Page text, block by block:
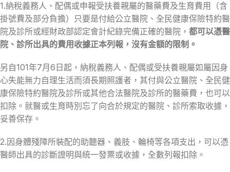
1.納稅義務人、配偶或申報受扶養親屬的醫藥費及生育費用（含
掛號費及部分負擔）只要是付給公立醫院、全民健康保險特約醫
院及診所或經財政部認定會計紀錄完備正確的醫院， 都可以憑醫
院、診所出具的費用收據正本列報，沒有金額的限制。
另自101年7月6日起，納稅義務人、配偶或受扶養親屬如屬因身
心失能無力自理生活而須長期照護者，其付與公立醫院、全民健
康保險特約醫院及診所或其他合法醫院及診所的醫藥費，也可以
扣除。就醫或生育時別忘了向合於規定的醫院、診所索取收據，
妥善保存。
2.因身體殘障所裝配的助聽器、義肢、輪椅等各項支出，可以憑
醫師出具的診斷證明與統一發票或收據，全數列報扣除。